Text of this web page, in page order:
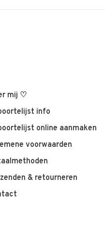
mij ♡
info
online aanmaken
voorwaarden
& retourneren